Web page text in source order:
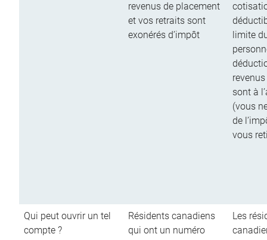
revenus de placement
et vos retraits sont
exonérés d’impôt
limite
sont à
(vous
de
vous
Qui peut ouvrir un tel
compte ?
Résidents canadiens
qui ont un numéro
Les